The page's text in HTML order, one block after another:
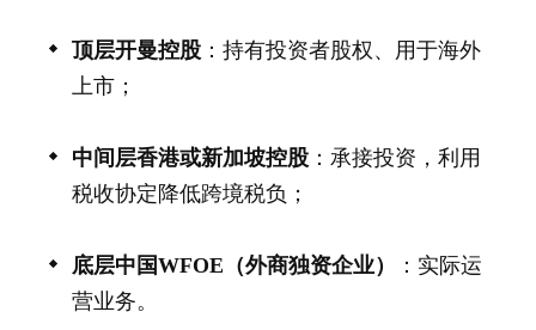
顶层开曼控股：持有投资者股权、用于海外
上市；
中间层香港或新加坡控股：承接投资，利用
税收协定降低跨境税负；
底层中国WFOE（外商独资企业）
：实际运
营业务。